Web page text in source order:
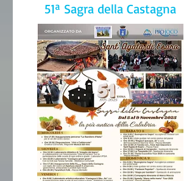
51ª Sagra della Castagna